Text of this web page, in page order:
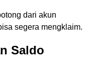
dari akun
segera mengklaim.
Saldo